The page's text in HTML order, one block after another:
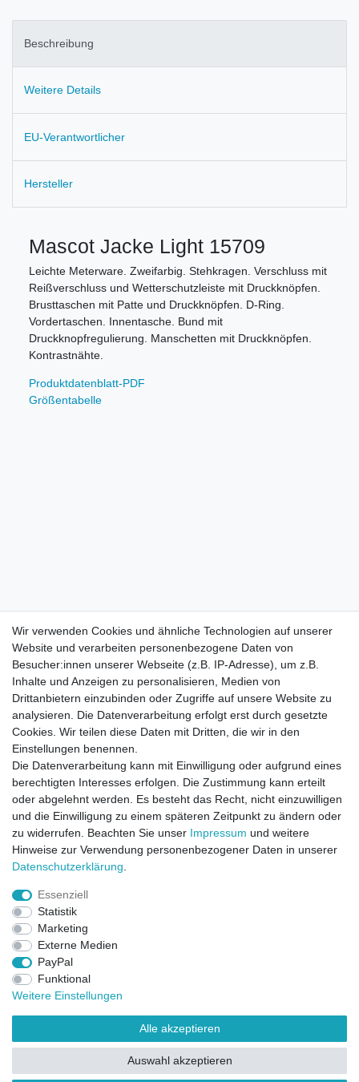
Beschreibung
Weitere Details
EU-Verantwortlicher
Hersteller
Mascot Jacke Light 15709
Leichte Meterware. Zweifarbig. Stehkragen. Verschluss mit
Reißverschluss und Wetterschutzleiste mit Druckknöpfen.
Brusttaschen mit Patte und Druckknöpfen. D-Ring.
Vordertaschen. Innentasche. Bund mit
Druckknopfregulierung. Manschetten mit Druckknöpfen.
Kontrastnähte.
Produktdatenblatt-PDF
Größentabelle
Direktkontakt per Telefon unter 04331 / 4928-910
Widerrufsrecht Widerrufsformular
Impressum
Datenschutzerklärung
AGB Kontakt
Wir verwenden Cookies und ähnliche Technologien auf unserer
Website und verarbeiten personenbezogene Daten von
Besucher:innen unserer Webseite (z.B. IP-Adresse), um z.B.
Inhalte und Anzeigen zu personalisieren, Medien von
Drittanbietern einzubinden oder Zugriffe auf unsere Website zu
analysieren. Die Datenverarbeitung erfolgt erst durch gesetzte
Cookies. Wir teilen diese Daten mit Dritten, die wir in den
Einstellungen benennen.
Die Datenverarbeitung kann mit Einwilligung oder aufgrund eines
berechtigten Interesses erfolgen. Die Zustimmung kann erteilt
oder abgelehnt werden. Es besteht das Recht, nicht einzuwilligen
und die Einwilligung zu einem späteren Zeitpunkt zu ändern oder
zu widerrufen. Beachten Sie unser Impressum und weitere
Hinweise zur Verwendung personenbezogener Daten in unserer
Daten­schutz­erklärung
Essenziell
Statistik
Marketing
Externe Medien
PayPal
Funktional
Weitere Einstellungen
Alle akzeptieren
Auswahl akzeptieren